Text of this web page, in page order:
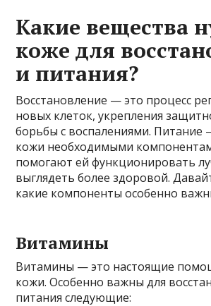
Какие вещества
коже для
и питания?
Восстановление — это процесс
новых клеток, укрепления
борьбы с воспалениями. Питание
кожи необходимыми
помогают ей функционировать
выглядеть более здоровой.
какие компоненты особенно
Витамины
Витамины — это настоящие
кожи. Особенно важны для
питания следующие: